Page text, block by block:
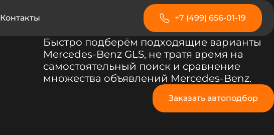
Контакты +7 (499) 656-01-19
Быстро подберём подходящие варианты
Mercedes-Benz GLS, не тратя время на
самостоятельный поиск и сравнение
множества объявлений Mercedes-Benz.
Заказать автоподбор